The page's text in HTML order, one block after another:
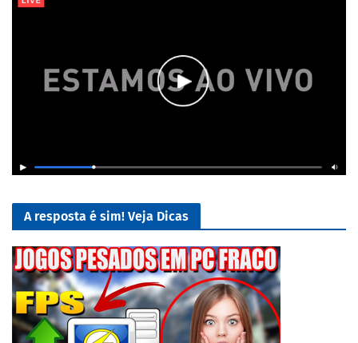
A resposta é sim! Veja Dicas